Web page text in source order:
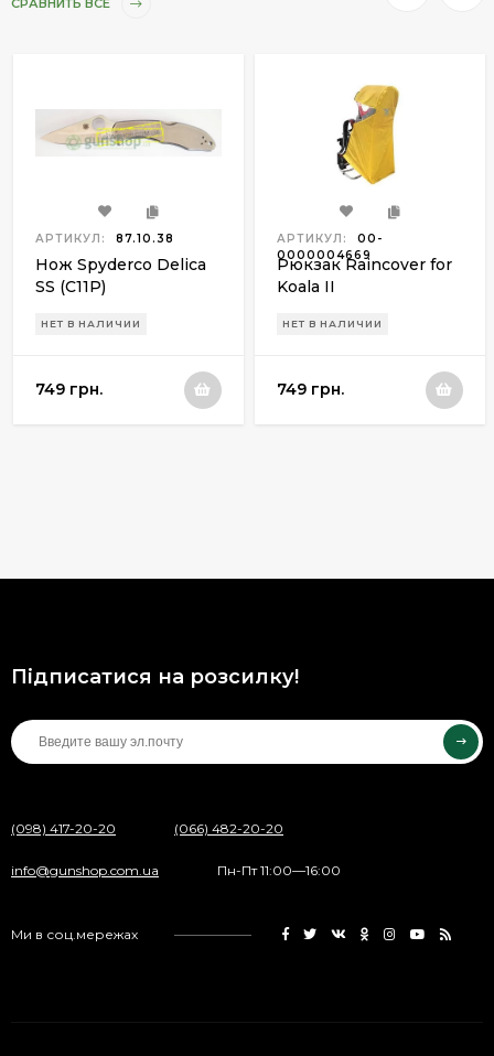
СРАВНИТЬ ВСЕ
АРТИКУЛ: 87.10.38
Нож Spyderco Delica
SS (C11P)
НЕТ В НАЛИЧИИ
749 грн.
АРТИКУЛ:
00-
0000004669
Рюкзак Raincover for
Koala II
НЕТ В НАЛИЧИИ
749 грн.
Підписатися на розсилку!
(098) 417-20-20 (066) 482-20-20
info@gunshop.com.ua Пн-Пт 11:00—16:00
Ми в соц.мережах